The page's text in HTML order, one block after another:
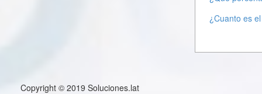
¿Cuanto es
Copyright © 2019 Soluciones.lat